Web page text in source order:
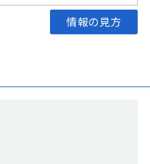
情報の見方